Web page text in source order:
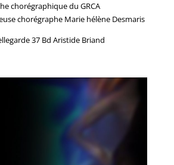
chorégraphique du GRCA
chorégraphe Marie hélène Desmaris
37 Bd Aristide Briand